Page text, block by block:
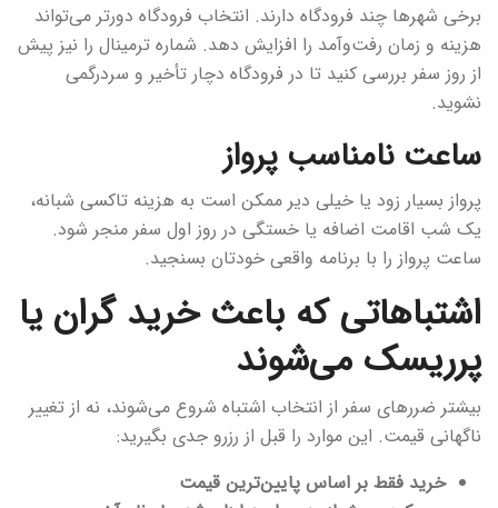
برخی شهرها چند فرودگاه دارند. انتخاب فرودگاه دورتر می‌تواند
هزینه و زمان رفت‌وآمد را افزایش دهد. شماره ترمینال را نیز پیش
از روز سفر بررسی کنید تا در فرودگاه دچار تأخیر و سردرگمی
نشوید.
ساعت نامناسب پرواز
پرواز بسیار زود یا خیلی دیر ممکن است به هزینه تاکسی شبانه،
یک شب اقامت اضافه یا خستگی در روز اول سفر منجر شود.
ساعت پرواز را با برنامه واقعی خودتان بسنجید.
اشتباهاتی که باعث خرید گران یا
پرریسک می‌شوند
بیشتر ضررهای سفر از انتخاب اشتباه شروع می‌شوند، نه از تغییر
ناگهانی قیمت. این موارد را قبل از رزرو جدی بگیرید:
خرید فقط بر اساس پایین‌ترین قیمت